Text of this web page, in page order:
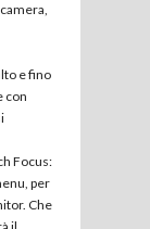
e fino
con
Focus:
per
Che